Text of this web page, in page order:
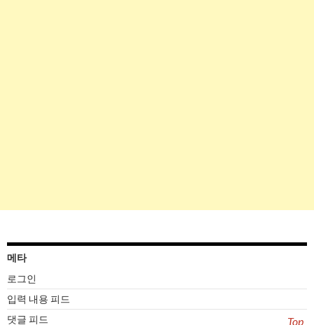
메타
로그인
입력 내용 피드
댓글 피드
Top